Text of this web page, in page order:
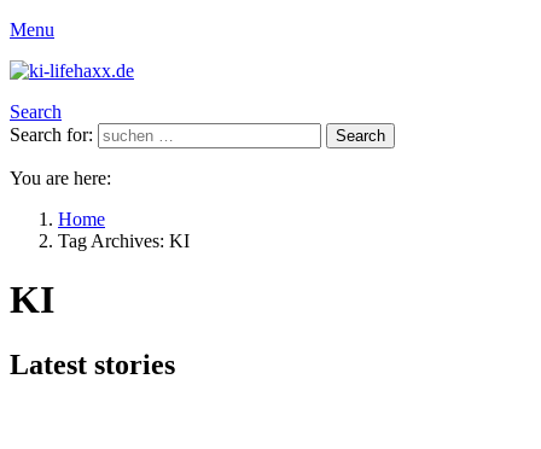
Menu
Search
Search for:
Search
You are here:
Home
Tag Archives: KI
KI
Latest stories